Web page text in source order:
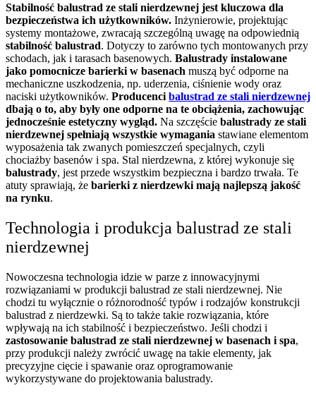
Stabilność balustrad ze stali nierdzewnej jest kluczowa dla
bezpieczeństwa ich użytkowników. Inżynierowie, projektując
systemy montażowe, zwracają szczególną uwagę na odpowiednią
stabilność balustrad. Dotyczy to zarówno tych montowanych przy
schodach, jak i tarasach basenowych. Balustrady instalowane
jako pomocnicze barierki w basenach muszą być odporne na
mechaniczne uszkodzenia, np. uderzenia, ciśnienie wody oraz
naciski użytkowników. Producenci balustrad ze stali nierdzewnej
dbają o to, aby były one odporne na te obciążenia, zachowując
jednocześnie estetyczny wygląd. Na szczęście balustrady ze stali
nierdzewnej spełniają wszystkie wymagania stawiane elementom
wyposażenia tak zwanych pomieszczeń specjalnych, czyli
chociażby basenów i spa. Stal nierdzewna, z której wykonuje się
balustrady, jest przede wszystkim bezpieczna i bardzo trwała. Te
atuty sprawiają, że barierki z nierdzewki mają najlepszą jakość
na rynku.
Technologia i produkcja balustrad ze stali
nierdzewnej
Nowoczesna technologia idzie w parze z innowacyjnymi
rozwiązaniami w produkcji balustrad ze stali nierdzewnej. Nie
chodzi tu wyłącznie o różnorodność typów i rodzajów konstrukcji
balustrad z nierdzewki. Są to także takie rozwiązania, które
wpływają na ich stabilność i bezpieczeństwo. Jeśli chodzi i
zastosowanie balustrad ze stali nierdzewnej w basenach i spa,
przy produkcji należy zwrócić uwagę na takie elementy, jak
precyzyjne cięcie i spawanie oraz oprogramowanie
wykorzystywane do projektowania balustrady.